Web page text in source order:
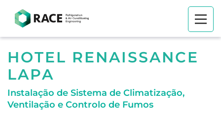
HOTEL RENAISSANCE
LAPA
Instalação de Sistema de Climatização,
Ventilação e Controlo de Fumos